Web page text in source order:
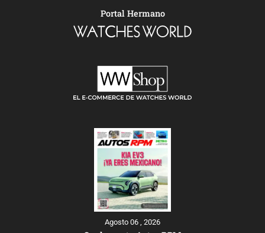
Portal Hermano
Agosto 06 , 2026